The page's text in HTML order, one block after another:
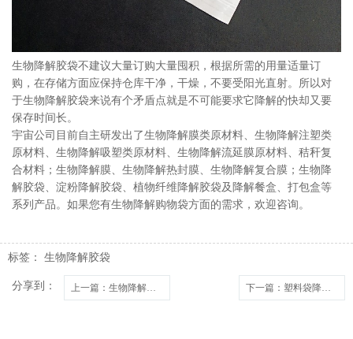
生物降解胶袋不建议大量订购大量囤积，根据所需的用量适量订
购，在存储方面应保持仓库干净，干燥，不要受阳光直射。所以对
于生物降解胶袋来说有个矛盾点就是不可能要求它降解的快却又要
保存时间长。
宇宙公司目前自主研发出了生物降解膜类原材料、生物降解注塑类
原材料、生物降解吸塑类原材料、生物降解流延膜原材料、秸秆复
合材料；生物降解膜、生物降解热封膜、生物降解复合膜；生物降
解胶袋、淀粉降解胶袋、植物纤维降解胶袋及降解餐盒、打包盒等
系列产品。如果您有生物降解购物袋方面的需求，欢迎咨询。
标签： 生物降解胶袋
分享到： 上一篇 ：生物降解胶袋用的什么材料 下一篇 ：塑料袋降解的分类有哪些？